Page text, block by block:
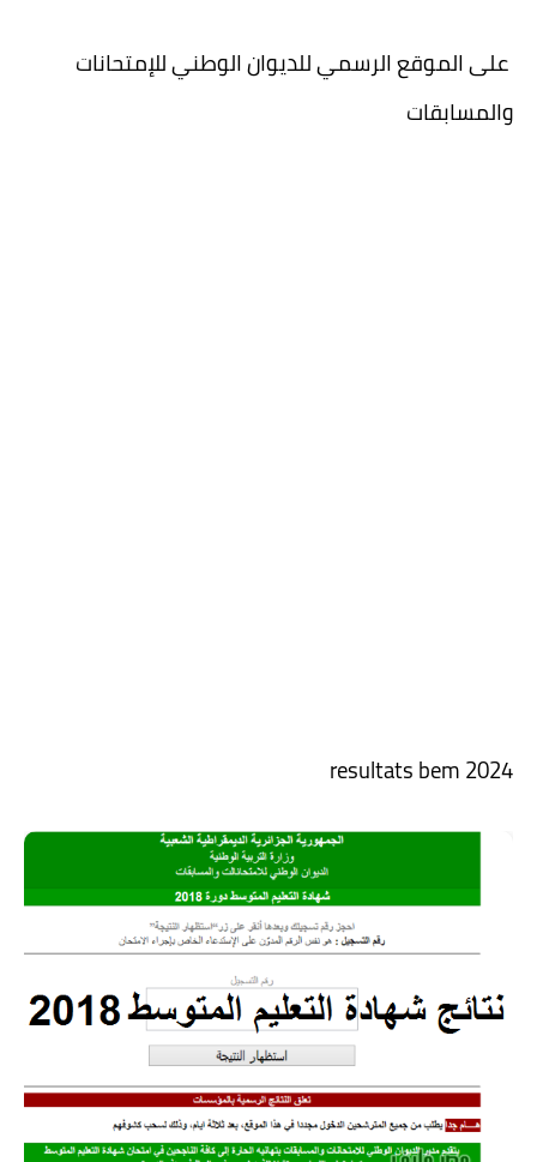
على الموقع الرسمي للديوان الوطني للإمتحانات
والمسابقات
resultats bem 2024